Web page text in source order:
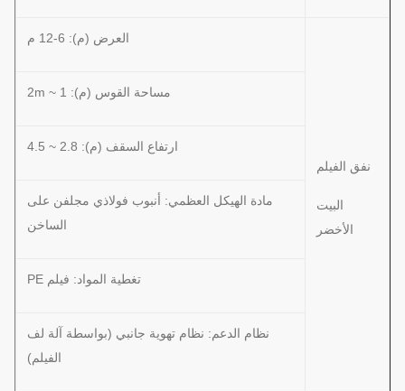
نفق الفيلم
البيت
الأخضر
العرض (م): 6-12 م
مساحة القوس (م): 1 ~ 2m
ارتفاع السقف (م): 2.8 ~ 4.5
مادة الهيكل العظمي: أنبوب فولاذي مجلفن على
الساخن
تغطية المواد: فيلم PE
نظام الدعم: نظام تهوية جانبي (بواسطة آلة لف
الفيلم)